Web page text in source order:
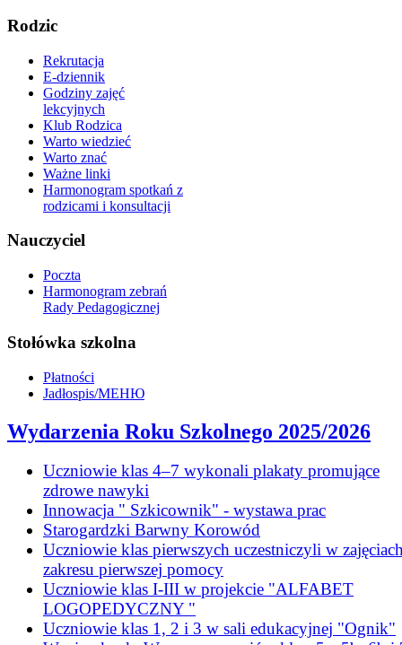
Rodzic
Rekrutacja
E-dziennik
Godziny zajęć
lekcyjnych
Klub Rodzica
Warto wiedzieć
Warto znać
Ważne linki
Harmonogram spotkań z
rodzicami i konsultacji
Nauczyciel
Poczta
Harmonogram zebrań
Rady Pedagogicznej
Stołówka szkolna
Płatności
Jadłospis/МЕНЮ
Wydarzenia Roku Szkolnego 2025/2026
Uczniowie klas 4–7 wykonali plakaty promujące
zdrowe nawyki
Innowacja " Szkicownik" - wystawa prac
Starogardzki Barwny Korowód
Uczniowie klas pierwszych uczestniczyli w
zakresu pierwszej pomocy
Uczniowie klas I-III w projekcie "ALFABET
LOGOPEDYCZNY "
Uczniowie klas 1, 2 i 3 w sali edukacyjnej "Ognik"